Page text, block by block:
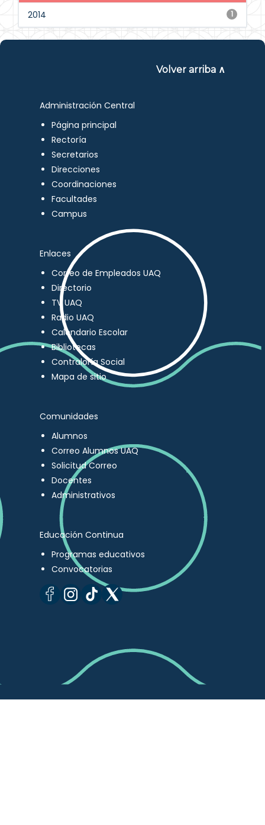
1
2014
Volver arriba ∧
Administración Central
Página principal
Rectoría
Secretarios
Direcciones
Coordinaciones
Facultades
Campus
Enlaces
Correo de Empleados UAQ
Directorio
TV UAQ
Radio UAQ
Calendario Escolar
Bibliotecas
Contraloría Social
Mapa de sitio
Comunidades
Alumnos
Correo Alumnos UAQ
Solicitud Correo
Docentes
Administrativos
Educación Continua
Programas educativos
Convocatorias